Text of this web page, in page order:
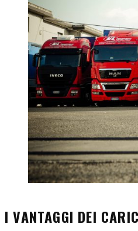
I VANTAGGI DEI